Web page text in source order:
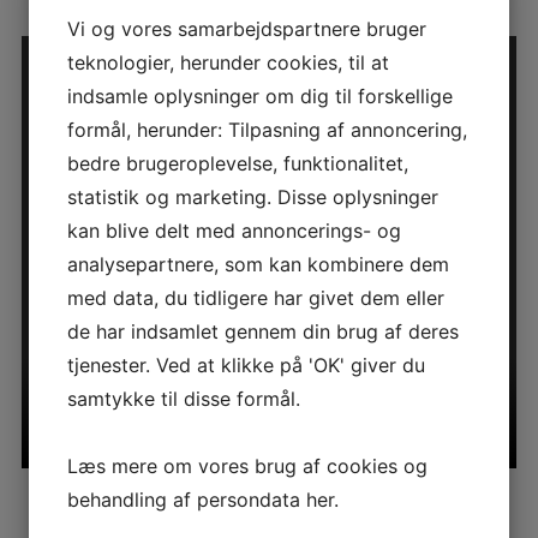
Vi og vores samarbejdspartnere bruger
teknologier, herunder cookies, til at
indsamle oplysninger om dig til forskellige
formål, herunder: Tilpasning af annoncering,
bedre brugeroplevelse, funktionalitet,
statistik og marketing. Disse oplysninger
kan blive delt med annoncerings- og
analysepartnere, som kan kombinere dem
med data, du tidligere har givet dem eller
de har indsamlet gennem din brug af deres
tjenester. Ved at klikke på 'OK' giver du
samtykke til disse formål.
Læs mere om vores brug af cookies og
behandling af persondata her.